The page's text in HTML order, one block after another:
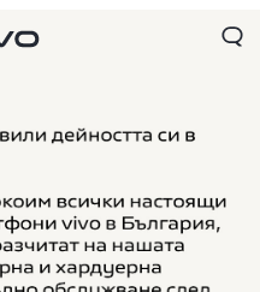
държава/регион